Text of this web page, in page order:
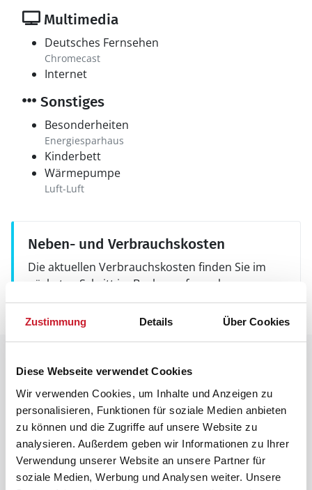
Zustimmung Details Über Cookies
Diese Webseite verwendet Cookies
Wir verwenden Cookies, um Inhalte und Anzeigen zu
personalisieren, Funktionen für soziale Medien anbieten
zu können und die Zugriffe auf unsere Website zu
analysieren. Außerdem geben wir Informationen zu Ihrer
Verwendung unserer Website an unsere Partner für
soziale Medien, Werbung und Analysen weiter. Unsere
Multimedia
Deutsches Fernsehen
Chromecast
Internet
Sonstiges
Besonderheiten
Energiesparhaus
Kinderbett
Wärmepumpe
Luft-Luft
Neben- und Verbrauchskosten
Die aktuellen Verbrauchskosten finden Sie im
nächsten Schritt im Buchungsformular.